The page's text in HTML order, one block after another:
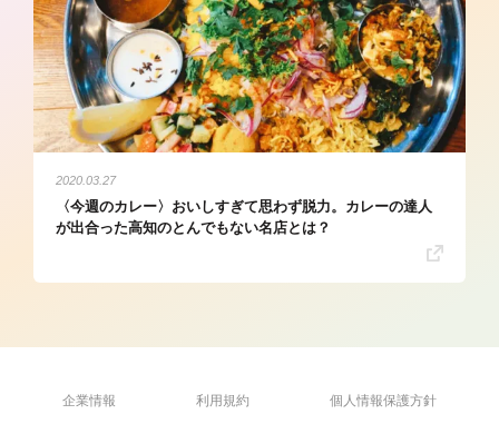
2020.03.27
〈今週のカレー〉おいしすぎて思わず脱力。カレーの達人
が出合った高知のとんでもない名店とは？
企業情報 利用規約 個人情報保護方針